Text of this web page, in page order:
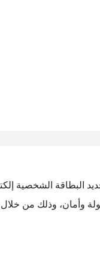
البطاقة الشخصية
وأمان، وذلك من خلال